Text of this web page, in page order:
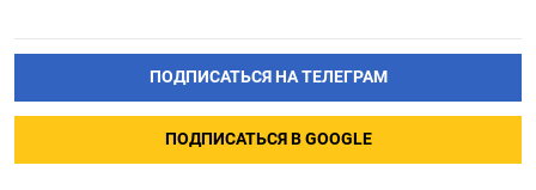
ПОДПИСАТЬСЯ НА ТЕЛЕГРАМ
ПОДПИСАТЬСЯ В GOOGLE